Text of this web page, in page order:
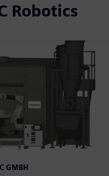
Robotics
GMBH​